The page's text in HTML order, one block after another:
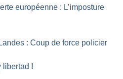
européenne : L’imposture
: Coup de force policier
libertad !